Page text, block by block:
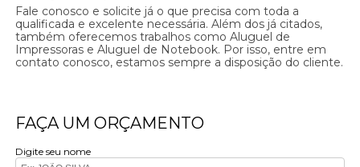
Fale conosco e solicite já o que precisa com toda a
qualificada e excelente necessária. Além dos já citados,
também oferecemos trabalhos como Aluguel de
Impressoras e Aluguel de Notebook. Por isso, entre em
contato conosco, estamos sempre a disposição do cliente.
FAÇA UM ORÇAMENTO
Digite seu nome